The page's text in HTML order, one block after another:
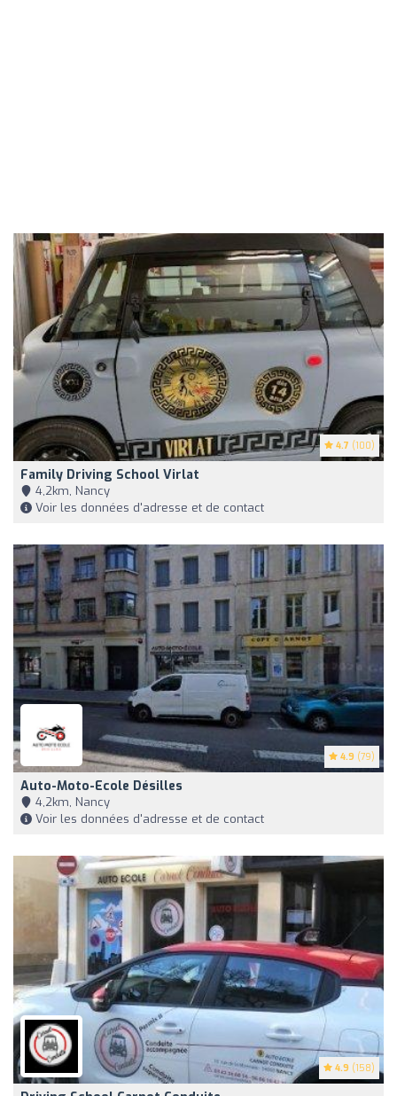
4.7 (100)
Family Driving School Virlat
4,2km, Nancy
Voir les données d'adresse et de contact
4.9 (79)
Auto-Moto-Ecole Désilles
4,2km, Nancy
Voir les données d'adresse et de contact
4.9 (158)